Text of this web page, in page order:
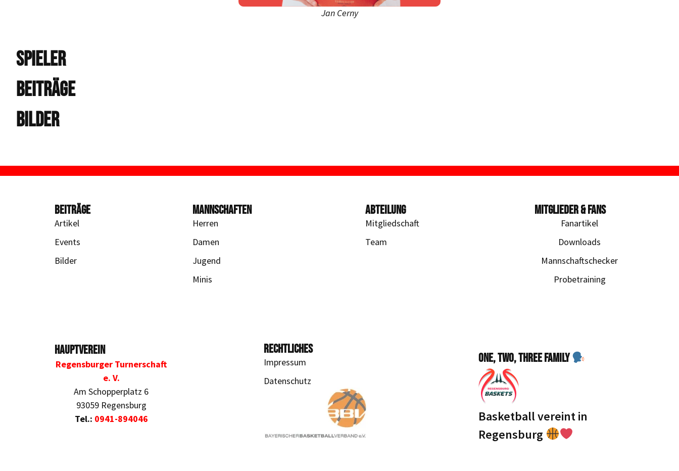
Jan Cerny
SPIELER
BEITRÄGE
BILDER
BEITRÄGE
Artikel
Events
Bilder
MANNSCHAFTEN
Herren
Damen
Jugend
Minis
ABTEILUNG
Mitgliedschaft
Team
MITGLIEDER & FANS
Fanartikel
Downloads
Mannschaftschecker
Probetraining
Hauptverein
Regensburger Turnerschaft
e. V.
Am Schopperplatz 6
93059 Regensburg
Tel.: 0941-894046
RECHTLICHES
Impressum
Datenschutz
One, Two, Three Family
Basketball vereint in
Regensburg